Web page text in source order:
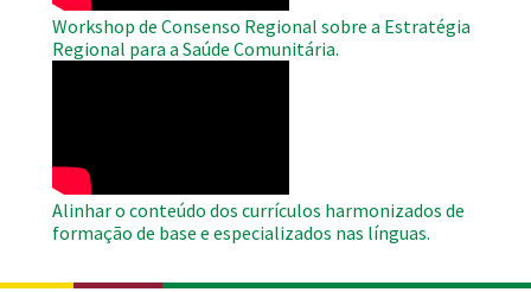
Workshop de Consenso Regional sobre a Estratégia
Regional para a Saúde Comunitária.
Alinhar o conteúdo dos currículos harmonizados de
formação de base e especializados nas línguas.